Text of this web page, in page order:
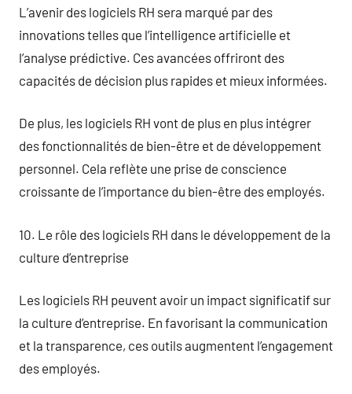
L’avenir des logiciels RH sera marqué par des
innovations telles que l’intelligence artificielle et
l’analyse prédictive. Ces avancées offriront des
capacités de décision plus rapides et mieux informées.
De plus, les logiciels RH vont de plus en plus intégrer
des fonctionnalités de bien-être et de développement
personnel. Cela reflète une prise de conscience
croissante de l’importance du bien-être des employés.
10. Le rôle des logiciels RH dans le développement de la
culture d’entreprise
Les logiciels RH peuvent avoir un impact significatif sur
la culture d’entreprise. En favorisant la communication
et la transparence, ces outils augmentent l’engagement
des employés.